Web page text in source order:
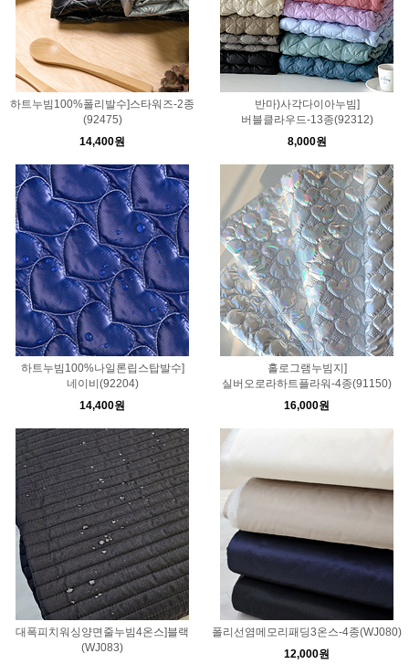
하트누빔100%폴리발수]스타워즈-2종
(92475)
14,400원
반마)사각다이아누빔]
버블클라우드-13종(92312)
8,000원
하트누빔100%나일론립스탑발수]
네이비(92204)
14,400원
홀로그램누빔지]
실버오로라하트플라워-4종(91150)
16,000원
대폭피치워싱양면줄누빔4온스]블랙
(WJ083)
폴리선염메모리패딩3온스-4종(WJ080)
12,000원